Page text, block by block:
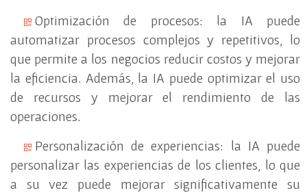
Optimización de procesos: la IA puede
automatizar procesos complejos y repetitivos, lo
que permite a los negocios reducir costos y mejorar
la eficiencia. Además, la IA puede optimizar el uso
de recursos y mejorar el rendimiento de las
operaciones.
Personalización de experiencias: la IA puede
personalizar las experiencias de los clientes, lo que
a su vez puede mejorar significativamente su